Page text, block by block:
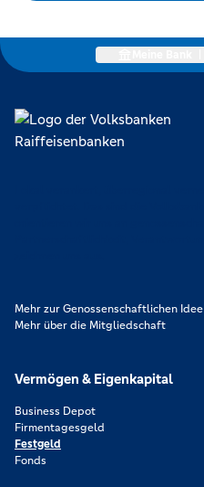
Mehr zur Genossenschaftlichen Idee
Mehr über die Mitgliedschaft
Vermögen & Eigenkapital
Business Depot
Firmentagesgeld
Festgeld
Fonds